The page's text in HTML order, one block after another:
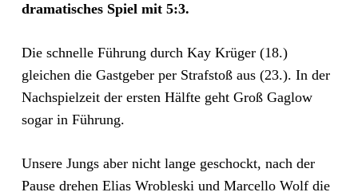
dramatisches Spiel mit 5:3.
Die schnelle Führung durch Kay Krüger (18.)
gleichen die Gastgeber per Strafstoß aus (23.). In der
Nachspielzeit der ersten Hälfte geht Groß Gaglow
sogar in Führung.
Unsere Jungs aber nicht lange geschockt, nach der
Pause drehen Elias Wrobleski und Marcello Wolf die